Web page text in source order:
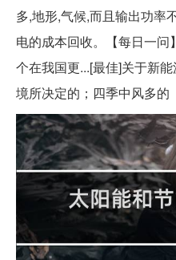
多,地形,气候,而且输出功率
电的成本回收。【每日一
个在我国更...[最佳]关于新
境所决定的；四季中风多的